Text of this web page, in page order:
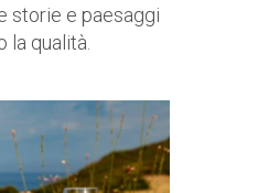
storie e paesaggi
la qualità.